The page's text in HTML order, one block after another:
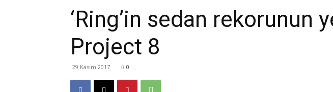
‘Ring’in sedan rekorunun
Project 8
29 Kasım 2017 0